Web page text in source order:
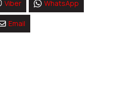
Viber WhatsApp
Email